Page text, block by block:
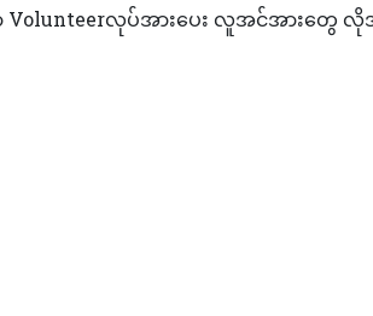
Volunteerလုပ်အားပေး လူအင်အားတွ
ါ်လာ၁၀၅သန်းဖြင့် ဝယ်ယူ